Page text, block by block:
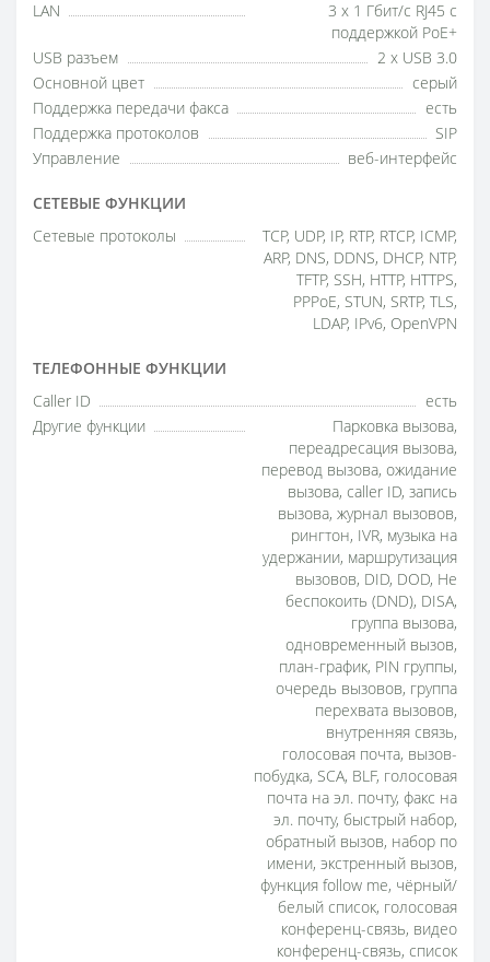
LAN
3 x 1 Гбит/с RJ45 с
поддержкой PoE+
USB разъем
2 x USB 3.0
Основной цвет
серый
Поддержка передачи факса
есть
Поддержка протоколов
SIP
Управление
веб-интерфейс
СЕТЕВЫЕ ФУНКЦИИ
Сетевые протоколы
TCP, UDP, IP, RTP, RTCP, ICMP,
ARP, DNS, DDNS, DHCP, NTP,
TFTP, SSH, HTTP, HTTPS,
PPPoE, STUN, SRTP, TLS,
LDAP, IPv6, OpenVPN
ТЕЛЕФОННЫЕ ФУНКЦИИ
Caller ID
есть
Другие функции
Парковка вызова,
переадресация вызова,
перевод вызова, ожидание
вызова, caller ID, запись
вызова, журнал вызовов,
рингтон, IVR, музыка на
удержании, маршрутизация
вызовов, DID, DOD, Не
беспокоить (DND), DISA,
группа вызова,
одновременный вызов,
план-график, PIN группы,
очередь вызовов, группа
перехвата вызовов,
внутренняя связь,
голосовая почта, вызов-
побудка, SCA, BLF, голосовая
почта на эл. почту, факс на
эл. почту, быстрый набор,
обратный вызов, набор по
имени, экстренный вызов,
функция follow me, чёрный/
белый список, голосовая
конференц-связь, видео
конференц-связь, список